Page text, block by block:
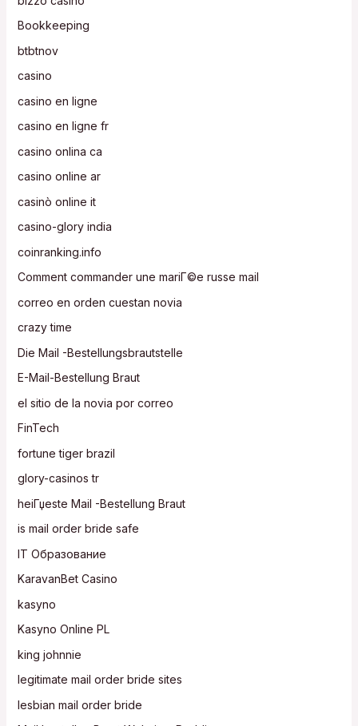
Bookkeeping
btbtnov
casino
casino en ligne
casino en ligne fr
casino onlina ca
casino online ar
casinò online it
casino-glory india
coinranking.info
Comment commander une mariГ©e russe mail
correo en orden cuestan novia
crazy time
Die Mail -Bestellungsbrautstelle
E-Mail-Bestellung Braut
el sitio de la novia por correo
FinTech
fortune tiger brazil
glory-casinos tr
heiГџeste Mail -Bestellung Braut
is mail order bride safe
IT Образование
KaravanBet Casino
kasyno
Kasyno Online PL
king johnnie
legitimate mail order bride sites
lesbian mail order bride